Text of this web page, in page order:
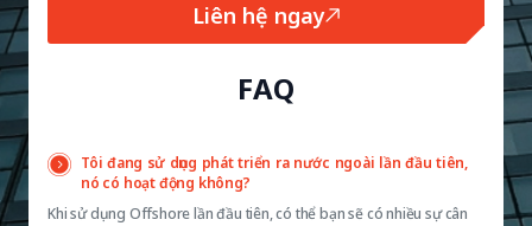
Liên hệ ngay
FAQ
Tôi đang sử dụng phát triển ra nước ngoài lần đầu tiên,
nó có hoạt động không?
Khi sử dụng Offshore lần đầu tiên, có thể bạn sẽ có nhiều sự cân